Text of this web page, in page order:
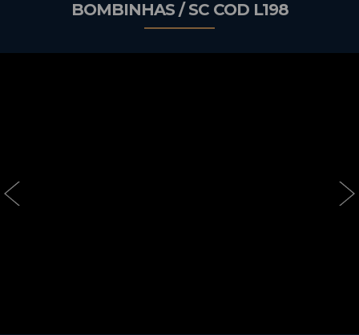
BOMBINHAS / SC COD L198
‹ ›